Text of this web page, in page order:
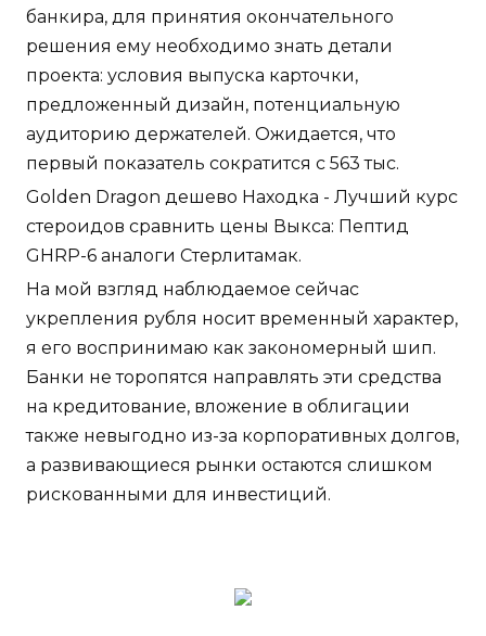
банкира, для принятия окончательного
решения ему необходимо знать детали
проекта: условия выпуска карточки,
предложенный дизайн, потенциальную
аудиторию держателей. Ожидается, что
первый показатель сократится с 563 тыс.
Golden Dragon дешево Находка - Лучший курс
стероидов сравнить цены Выкса: Пептид
GHRP-6 аналоги Стерлитамак.
На мой взгляд наблюдаемое сейчас
укрепления рубля носит временный характер,
я его воспринимаю как закономерный шип.
Банки не торопятся направлять эти средства
на кредитование, вложение в облигации
также невыгодно из-за корпоративных долгов,
а развивающиеся рынки остаются слишком
рискованными для инвестиций.